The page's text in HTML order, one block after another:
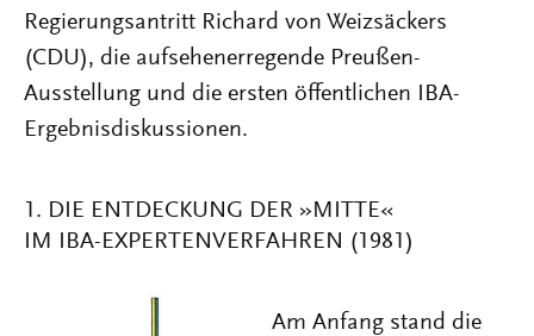
Regierungsantritt Richard von Weizsäckers
(CDU), die aufsehenerregende Preußen-
Ausstellung und die ersten öffentlichen IBA-
Ergebnisdiskussionen.
1. DIE ENTDECKUNG DER »MITTE«
IM IBA-EXPERTENVERFAHREN (1981)
Am Anfang stand die